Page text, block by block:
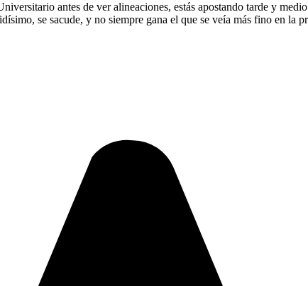
antes de ver alineaciones, estás apostando tarde y
se sacude, y no siempre gana el que se veía más fino en la